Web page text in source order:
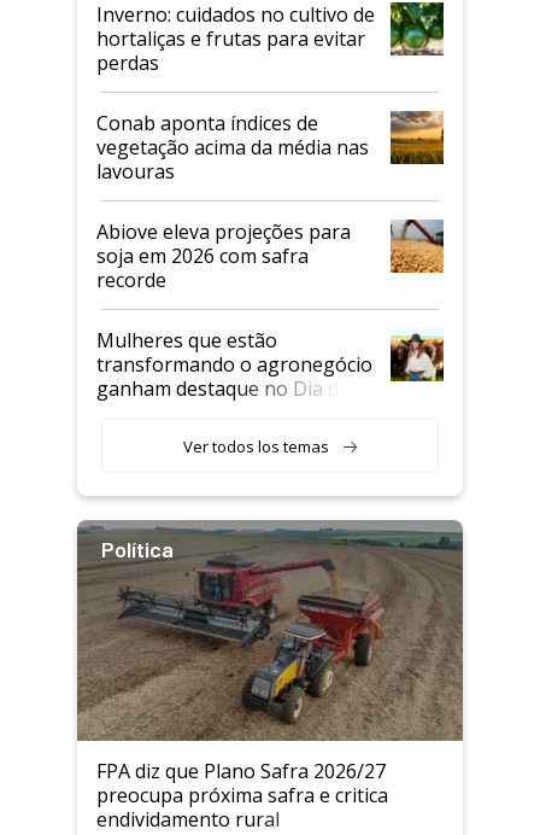
Inverno: cuidados no cultivo de
hortaliças e frutas para evitar
perdas
Conab aponta índices de
vegetação acima da média nas
lavouras
Abiove eleva projeções para
soja em 2026 com safra
recorde
Mulheres que estão
transformando o agronegócio
ganham destaque no Dia do
Ver todos los temas
Política
FPA diz que Plano Safra 2026/27
preocupa próxima safra e critica
endividamento rural